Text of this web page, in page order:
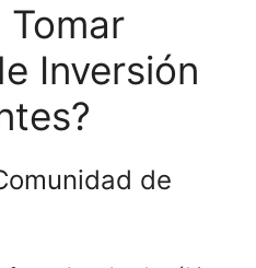
Tomar
Inversión
de